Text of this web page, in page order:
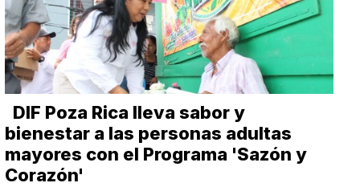
DIF Poza Rica lleva sabor y
bienestar a las personas adultas
mayores con el Programa 'Sazón y
Corazón'